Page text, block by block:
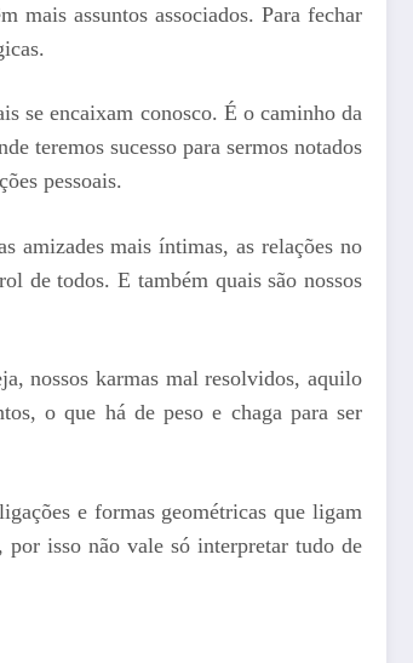
mais assuntos associados. Para fechar
se encaixam conosco. É o caminho da
teremos sucesso para sermos notados
pessoais.
amizades mais íntimas, as relações no
de todos. E também quais são nossos
nossos karmas mal resolvidos, aquilo
o que há de peso e chaga para ser
e formas geométricas que ligam
por isso não vale só interpretar tudo de